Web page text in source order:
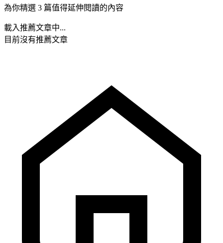
為你精選 3 篇值得延伸閱讀的內容
載入推薦文章中...
目前沒有推薦文章